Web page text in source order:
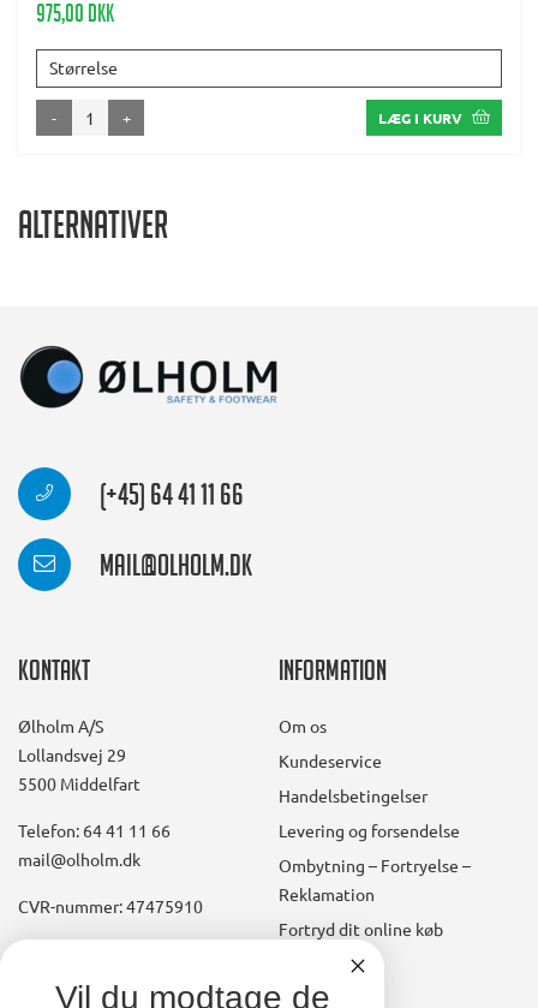
975,00 DKK
Størrelse
- + LÆG I KURV
Alternativer
(+45) 64 41 11 66
mail@olholm.dk
Kontakt
Ølholm A/S
Lollandsvej 29
5500 Middelfart
Telefon: 64 41 11 66
mail@olholm.dk
CVR-nummer: 47475910
Information
Om os
Kundeservice
Handelsbetingelser
Levering og forsendelse
Ombytning – Fortryelse –
Reklamation
Fortryd dit online køb
Konto
Vil du modtage de